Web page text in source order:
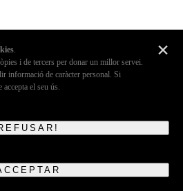
×
.
i de tercers per donar un millor servei.
informació de caràcter personal. Si
el seu ús.